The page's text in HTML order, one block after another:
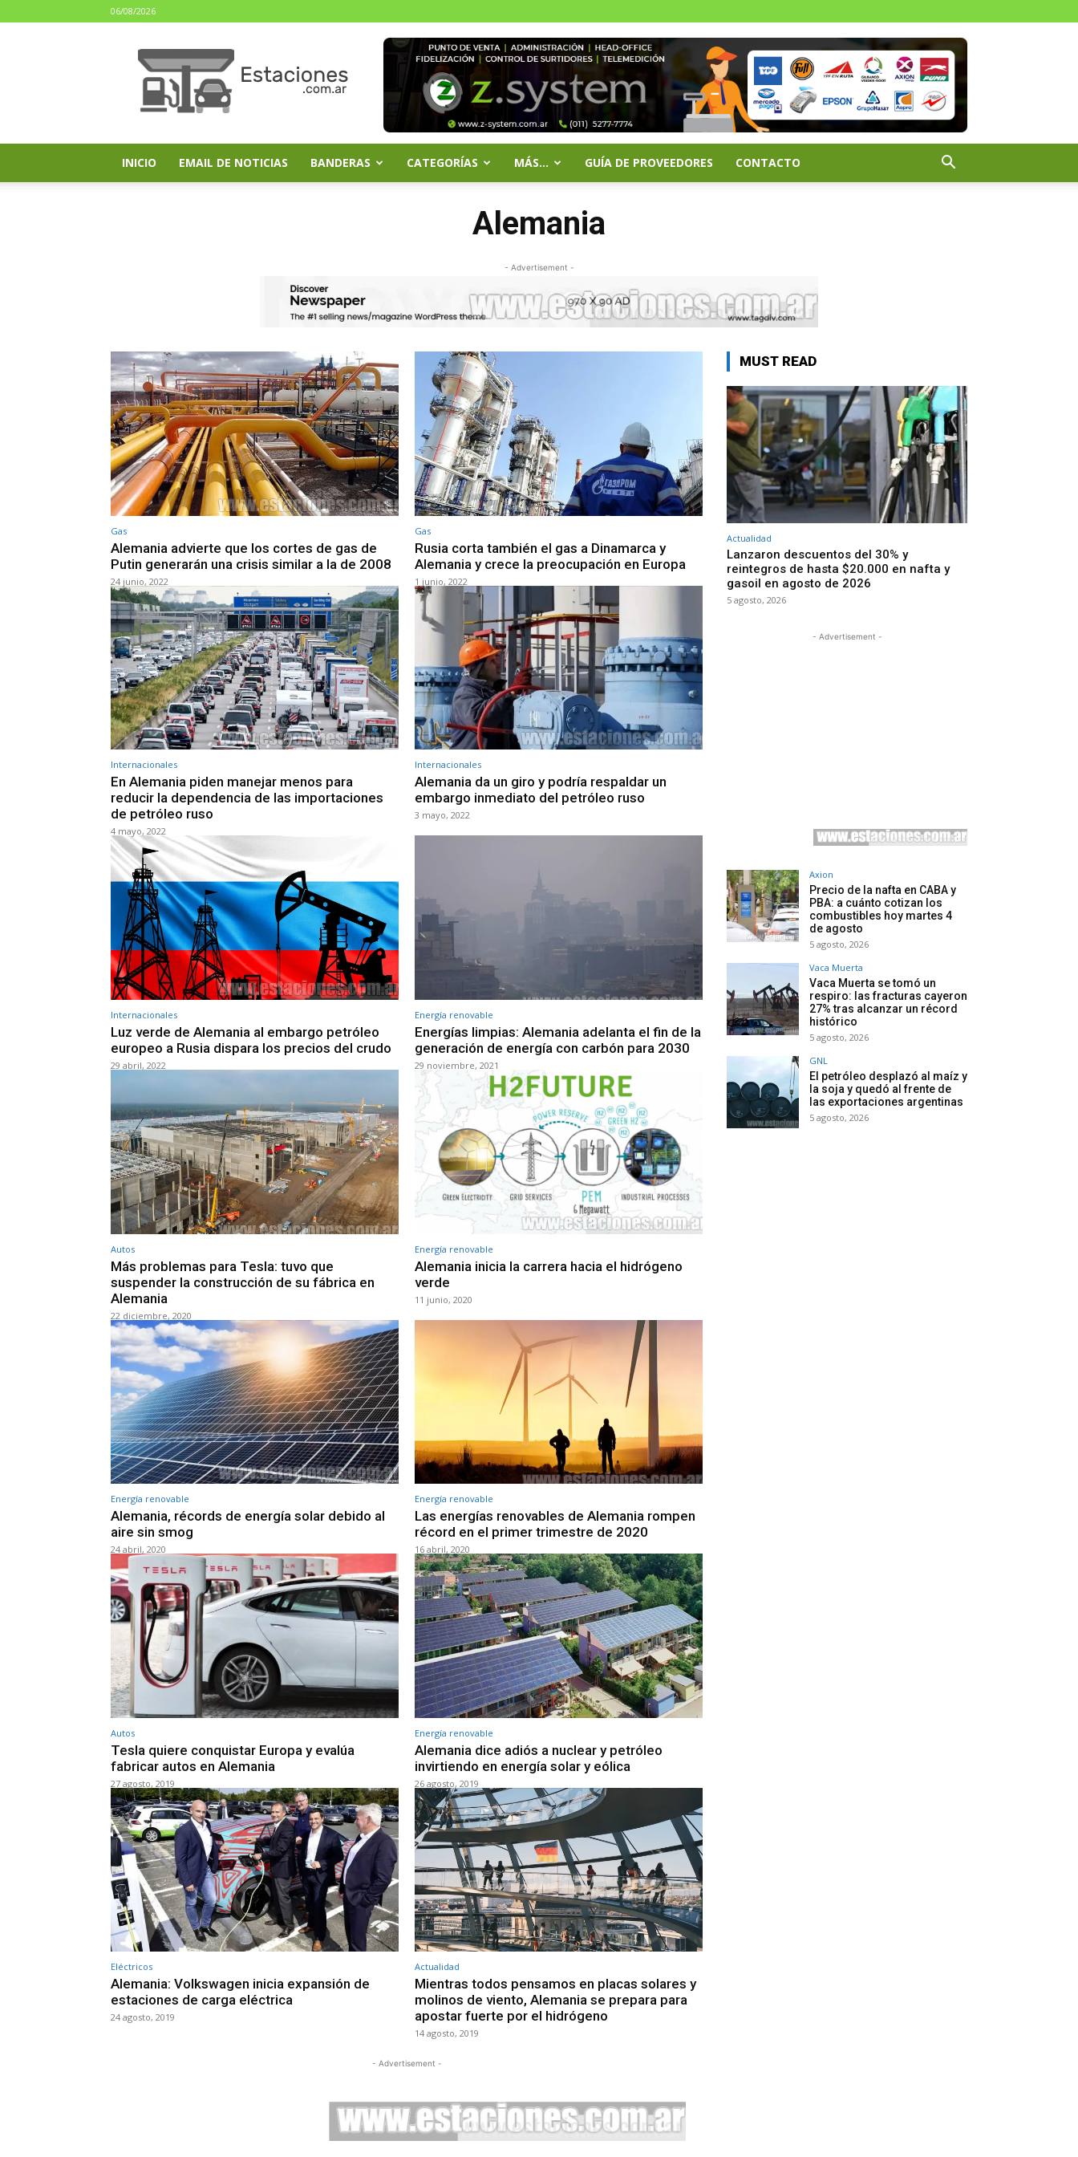
06/08/2026
INICIO EMAIL DE NOTICIAS BANDERAS CATEGORÍAS MÁS… GUÍA DE PROVEEDORES CONTACTO
Alemania
- Advertisement -
Gas
Alemania advierte que los cortes de gas de
Putin generarán una crisis similar a la de 2008
24 junio, 2022
Gas
Rusia corta también el gas a Dinamarca y
Alemania y crece la preocupación en Europa
1 junio, 2022
Internacionales
En Alemania piden manejar menos para
reducir la dependencia de las importaciones
de petróleo ruso
4 mayo, 2022
Internacionales
Alemania da un giro y podría respaldar un
embargo inmediato del petróleo ruso
3 mayo, 2022
Internacionales
Luz verde de Alemania al embargo petróleo
europeo a Rusia dispara los precios del crudo
29 abril, 2022
Energía renovable
Energías limpias: Alemania adelanta el fin de la
generación de energía con carbón para 2030
29 noviembre, 2021
Autos
Más problemas para Tesla: tuvo que
suspender la construcción de su fábrica en
Alemania
22 diciembre, 2020
Energía renovable
Alemania inicia la carrera hacia el hidrógeno
verde
11 junio, 2020
Energía renovable
Alemania, récords de energía solar debido al
aire sin smog
24 abril, 2020
Energía renovable
Las energías renovables de Alemania rompen
récord en el primer trimestre de 2020
16 abril, 2020
Autos
Tesla quiere conquistar Europa y evalúa
fabricar autos en Alemania
27 agosto, 2019
Energía renovable
Alemania dice adiós a nuclear y petróleo
invirtiendo en energía solar y eólica
26 agosto, 2019
Eléctricos
Alemania: Volkswagen inicia expansión de
estaciones de carga eléctrica
24 agosto, 2019
Actualidad
Mientras todos pensamos en placas solares y
molinos de viento, Alemania se prepara para
apostar fuerte por el hidrógeno
14 agosto, 2019
- Advertisement -
MUST READ
Actualidad
Lanzaron descuentos del 30% y
reintegros de hasta $20.000 en nafta y
gasoil en agosto de 2026
5 agosto, 2026
- Advertisement -
Axion
Precio de la nafta en CABA y
PBA: a cuánto cotizan los
combustibles hoy martes 4
de agosto
5 agosto, 2026
Vaca Muerta
Vaca Muerta se tomó un
respiro: las fracturas cayeron
27% tras alcanzar un récord
histórico
5 agosto, 2026
GNL
El petróleo desplazó al maíz y
la soja y quedó al frente de
las exportaciones argentinas
5 agosto, 2026